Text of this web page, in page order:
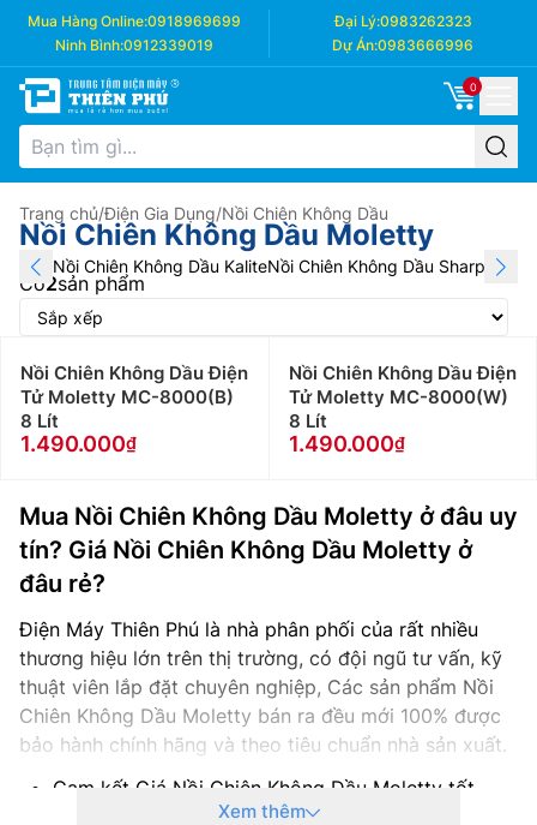
Mua Hàng Online:0918969699 Đại Lý:0983262323
Ninh Bình:0912339019 Dự Án:0983666996
0
Trang chủ/Điện Gia Dụng/Nồi Chiên Không Dầu
Nồi Chiên Không Dầu Moletty
Nồi Chiên Không Dầu KaliteNồi Chiên Không Dầu Sharp Nồi
Có2sản phẩm
Nồi Chiên Không Dầu Điện
Tử Moletty MC-8000(B)
8 Lít
1.490.000
Nồi Chiên Không Dầu Điện
Tử Moletty MC-8000(W)
8 Lít
1.490.000
Mua Nồi Chiên Không Dầu Moletty ở đâu uy
tín? Giá Nồi Chiên Không Dầu Moletty ở
đâu rẻ?
Điện Máy Thiên Phú là nhà phân phối của rất nhiều
thương hiệu lớn trên thị trường, có đội ngũ tư vấn, kỹ
thuật viên lắp đặt chuyên nghiệp, Các sản phẩm Nồi
Chiên Không Dầu Moletty bán ra đều mới 100% được
bảo hành chính hãng và theo tiêu chuẩn nhà sản xuất.
Cam kết Giá Nồi Chiên Không Dầu Moletty tốt
nhất thị trường với 100% sản phẩm chính hãng
Xem thêm